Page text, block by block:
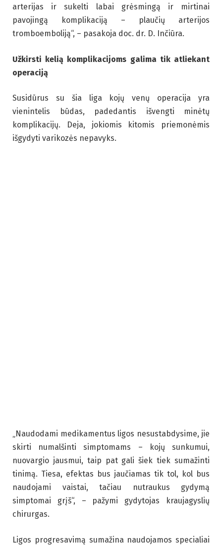
arterijas ir sukelti labai grėsmingą ir mirtinai
pavojingą komplikaciją – plaučių arterijos
tromboemboliją“, – pasakoja doc. dr. D. Inčiūra.
Užkirsti kelią komplikacijoms galima tik atliekant
operaciją
Susidūrus su šia liga kojų venų operacija yra
vienintelis būdas, padedantis išvengti minėtų
komplikacijų. Deja, jokiomis kitomis priemonėmis
išgydyti varikozės nepavyks.
„Naudodami medikamentus ligos nesustabdysime, jie
skirti numalšinti simptomams – kojų sunkumui,
nuovargio jausmui, taip pat gali šiek tiek sumažinti
tinimą. Tiesa, efektas bus jaučiamas tik tol, kol bus
naudojami vaistai, tačiau nutraukus gydymą
simptomai grįš“, – pažymi gydytojas kraujagyslių
chirurgas.
Ligos progresavimą sumažina naudojamos specialiai